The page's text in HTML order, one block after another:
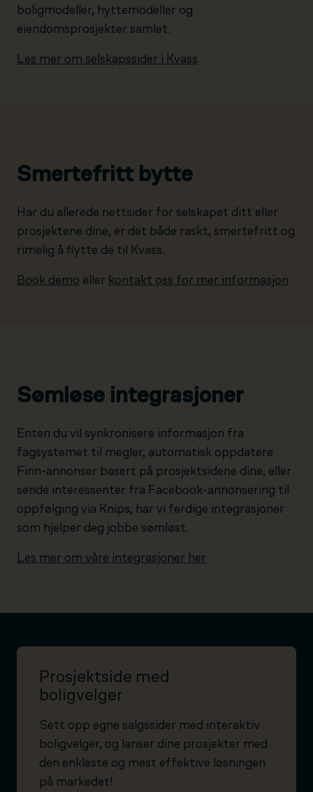
boligmodeller, hyttemodeller og
eiendomsprosjekter samlet.
Les mer om selskapssider i Kvass
Smertefritt bytte
Har du allerede nettsider for selskapet ditt eller
prosjektene dine, er det både raskt, smertefritt og
rimelig å flytte de til Kvass.
Book demo eller kontakt oss for mer informasjon
Sømløse integrasjoner
Enten du vil synkronisere informasjon fra
fagsystemet til megler, automatisk oppdatere
Finn-annonser basert på prosjektsidene dine, eller
sende interessenter fra Facebook-annonsering til
oppfølging via Knips, har vi ferdige integrasjoner
som hjelper deg jobbe sømløst.
Les mer om våre integrasjoner her
Prosjektside med
boligvelger
Sett opp egne salgssider med interaktiv
boligvelger, og lanser dine prosjekter med
den enkleste og mest effektive løsningen
på markedet!